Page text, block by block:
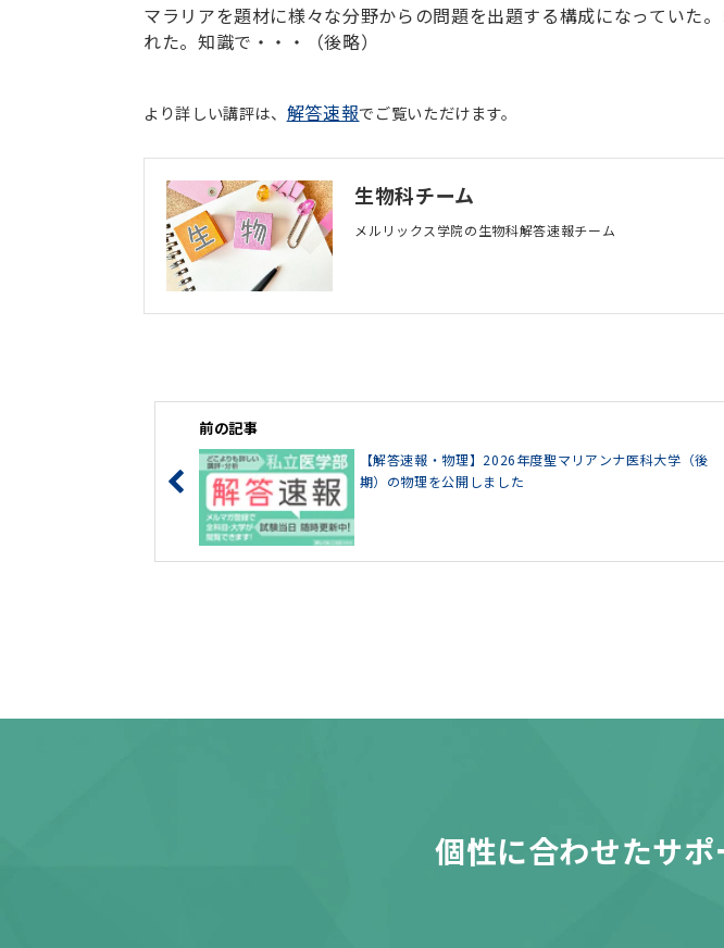
マラリアを題材に様々な分野からの問題を出題する構成になっていた
れた。知識で・・・（後略）
より詳しい講評は、 解答速報でご覧いただけます。
生物科チーム
メルリックス学院の生物科解答速報チーム
前の記事
【解答速報・物理】2026年度聖マリアンナ医科大学（後
期）の物理を公開しました
個性に合わせたサポ